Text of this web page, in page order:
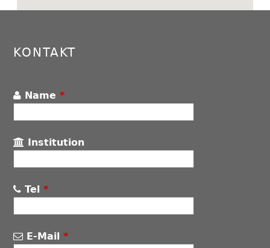
to
KONTAKT
Name*
Institution
Tel*
E-Mail*